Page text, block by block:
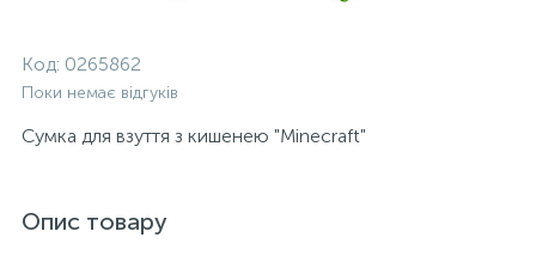
Код: 0265862
Поки немає відгуків
Сумка для взуття з кишенею "Minecraft"
Опис товару